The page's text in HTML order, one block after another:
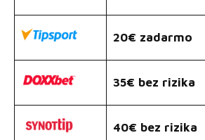
20€ zadarmo
35€ bez rizika
40€ bez rizika